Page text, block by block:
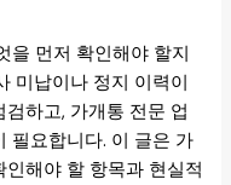
을 먼저 확인해야 할지
미납이나 정지 이력이
하고, 가개통 전문 업
필요합니다. 이 글은 가
해야 할 항목과 현실적